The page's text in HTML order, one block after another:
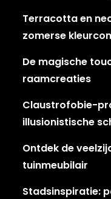
Terracotta en
zomerse
De magische
raamcreaties
Claustrofobie-
illusionistische
Ontdek de
tuinmeubilair
Stadsinspiratie: